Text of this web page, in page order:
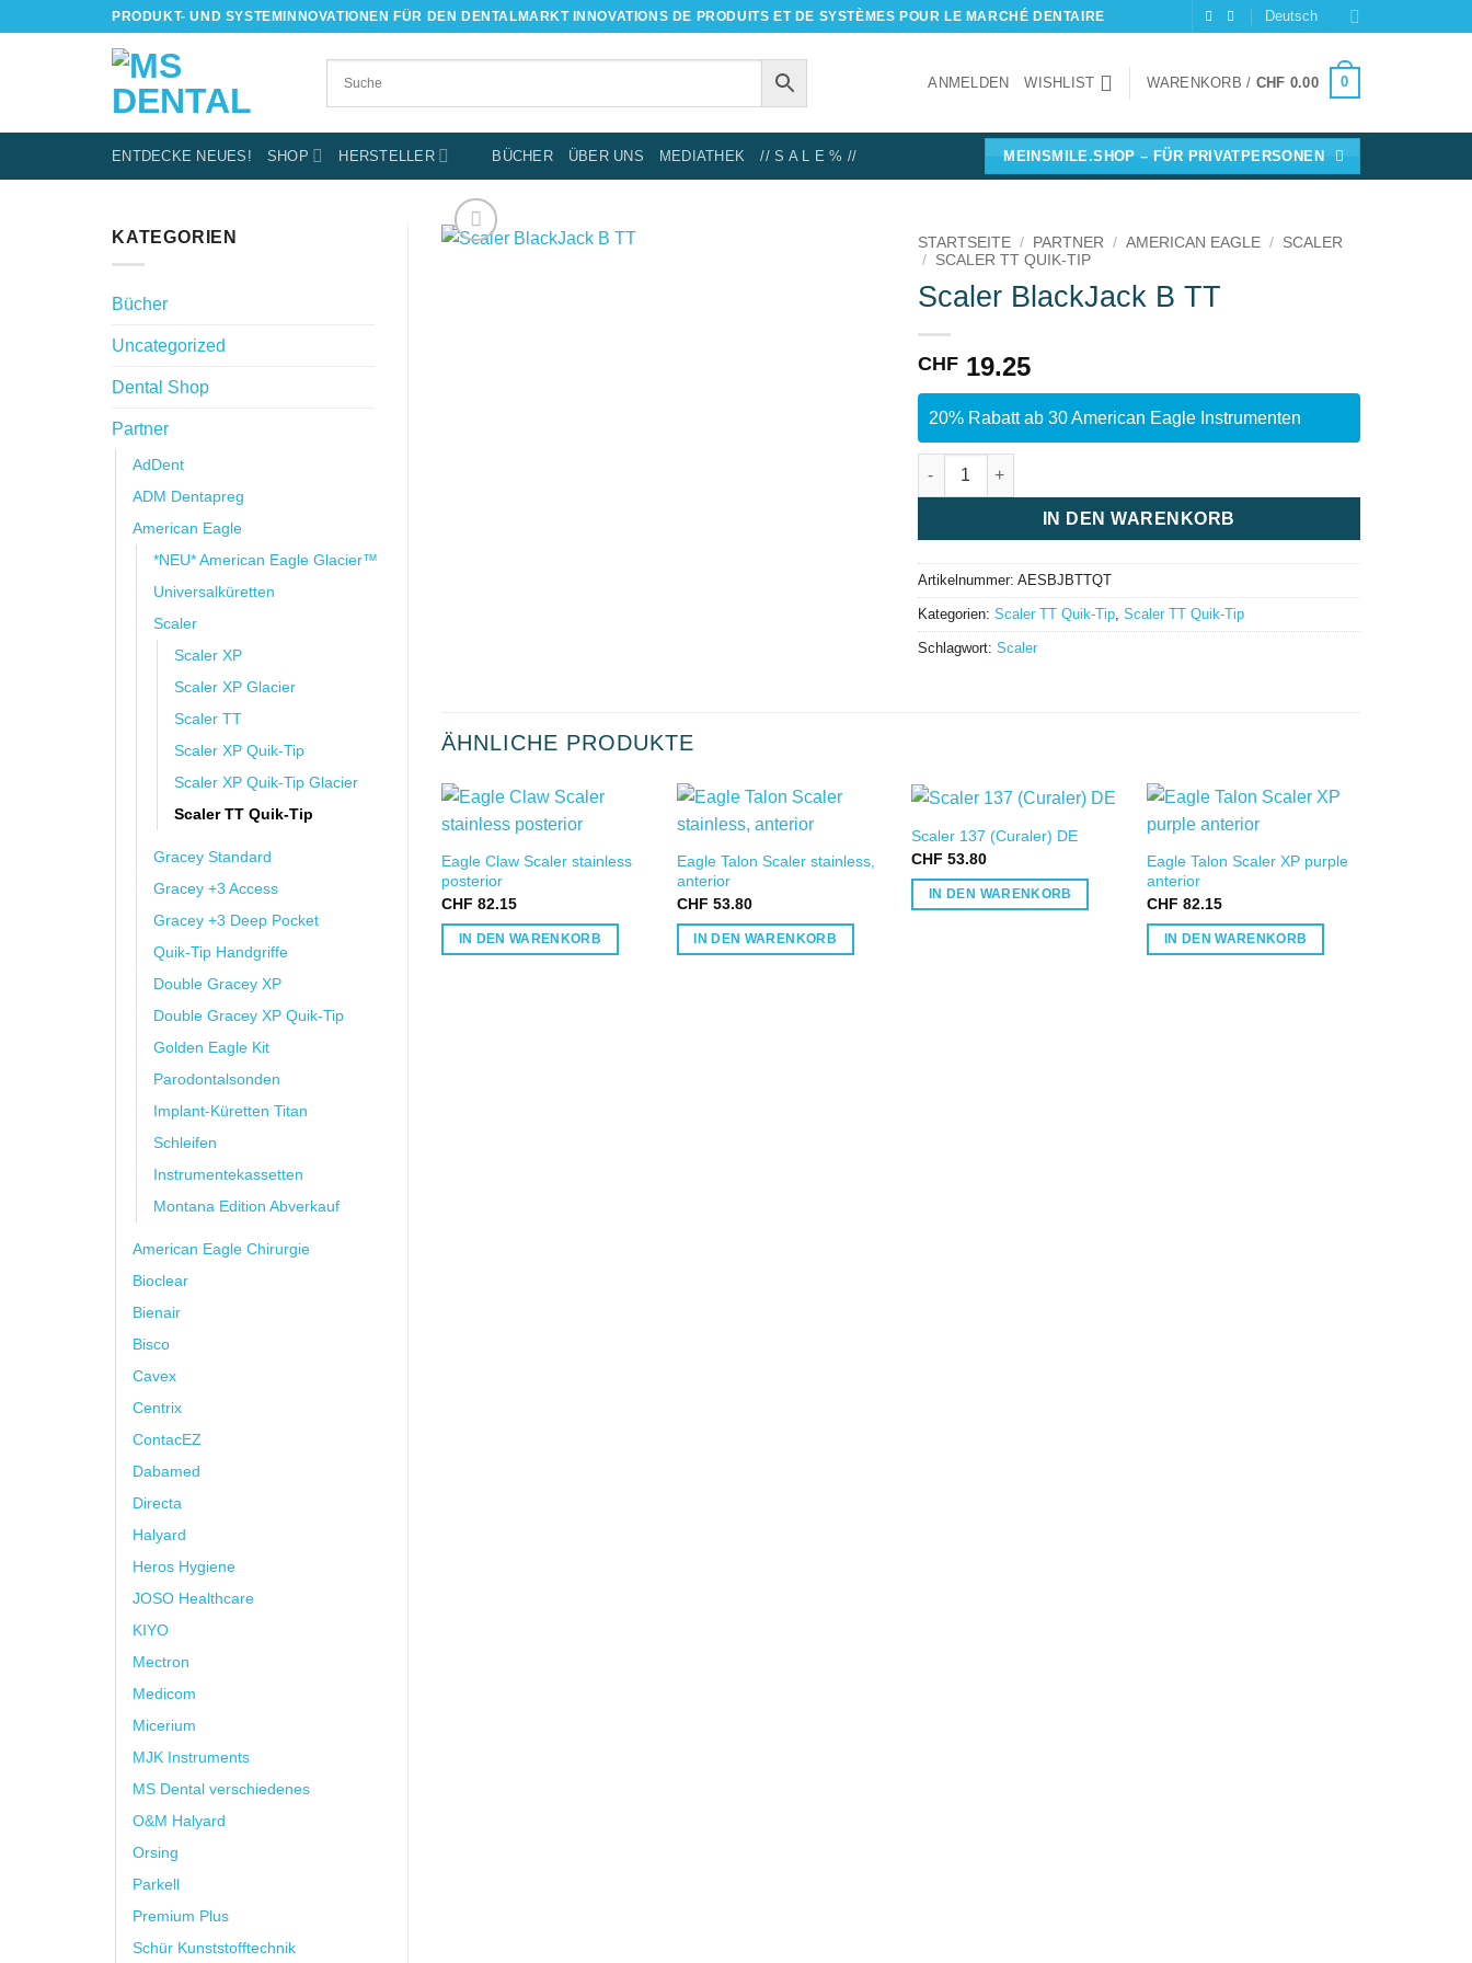
PRODUKT- UND SYSTEMINNOVATIONEN FÜR DEN DENTALMARKT INNOVATIONS DE PRODUITS ET DE SYSTÈMES POUR LE MARCHÉ DENTAIRE Deutsch
ANMELDEN WISHLIST WARENKORB / CHF 0.00 0
ENTDECKE NEUES! SHOP HERSTELLER BÜCHER ÜBER UNS MEDIATHEK // S A L E % // MEINSMILE.SHOP – FÜR PRIVATPERSONEN
KATEGORIEN
Bücher
Uncategorized
Dental Shop
Partner
AdDent
ADM Dentapreg
American Eagle
*NEU* American Eagle Glacier™
Universalküretten
Scaler
Scaler XP
Scaler XP Glacier
Scaler TT
Scaler XP Quik-Tip
Scaler XP Quik-Tip Glacier
Scaler TT Quik-Tip
Gracey Standard
Gracey +3 Access
Gracey +3 Deep Pocket
Quik-Tip Handgriffe
Double Gracey XP
Double Gracey XP Quik-Tip
Golden Eagle Kit
Parodontalsonden
Implant-Küretten Titan
Schleifen
Instrumentekassetten
Montana Edition Abverkauf
American Eagle Chirurgie
Bioclear
Bienair
Bisco
Cavex
Centrix
ContacEZ
Dabamed
Directa
Halyard
Heros Hygiene
JOSO Healthcare
KIYO
Mectron
Medicom
Micerium
MJK Instruments
MS Dental verschiedenes
O&M Halyard
Orsing
Parkell
Premium Plus
Schür Kunststofftechnik
STARTSEITE / PARTNER / AMERICAN EAGLE /
SCALER
/
SCALER TT QUIK-TIP
Scaler BlackJack B TT
CHF19.25
20% Rabatt ab 30 American Eagle Instrumenten
Scaler BlackJack B TT Menge
IN DEN WARENKORB
Artikelnummer: AESBJBTTQT
Kategorien: Scaler TT Quik-Tip, Scaler TT Quik-Tip
Schlagwort: Scaler
ÄHNLICHE PRODUKTE
WUNSCHLISTE
Eagle Claw Scaler stainless
posterior
CHF 82.15
IN DEN WARENKORB
WUNSCHLISTE
Eagle Talon Scaler stainless,
anterior
CHF 53.80
IN DEN WARENKORB
IN DIE
Scaler 137 (Curaler) DE
CHF 53.80
IN DEN WARENKORB
WUNSCHLISTE
Eagle Talon Scaler XP purple
anterior
CHF 82.15
IN DEN WARENKORB